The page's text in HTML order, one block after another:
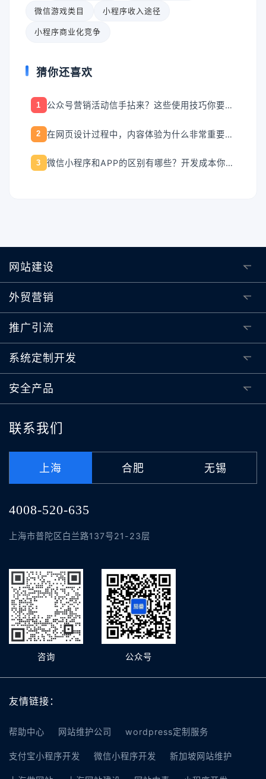
微信游戏类目 小程序收入途径
小程序商业化竞争
猜你还喜欢
1 公众号营销活动信手拈来？这些使用技巧你要知道！
2 在网页设计过程中，内容体验为什么非常重要的呢?
3 微信小程序和APP的区别有哪些？开发成本你知道吗？
网站建设
外贸营销
推广引流
系统定制开发
安全产品
联系我们
上海 合肥 无锡
4008-520-635
上海市普陀区白兰路137号21-23层
咨询 公众号
友情链接：
帮助中心 网站维护公司 wordpress定制服务
支付宝小程序开发 微信小程序开发 新加坡网站维护